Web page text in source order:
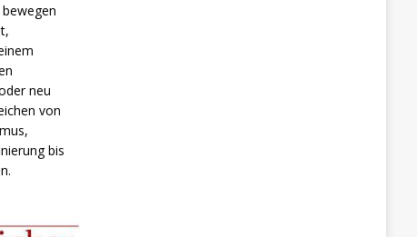
neu
von
bis